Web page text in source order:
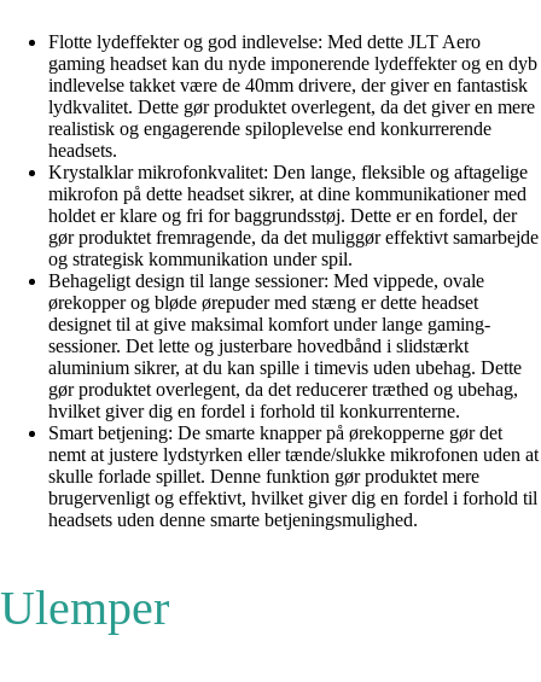
Flotte lydeffekter og god indlevelse: Med dette JLT Aero
gaming headset kan du nyde imponerende lydeffekter og en dyb
indlevelse takket være de 40mm drivere, der giver en fantastisk
lydkvalitet. Dette gør produktet overlegent, da det giver en mere
realistisk og engagerende spiloplevelse end konkurrerende
headsets.
Krystalklar mikrofonkvalitet: Den lange, fleksible og aftagelige
mikrofon på dette headset sikrer, at dine kommunikationer med
holdet er klare og fri for baggrundsstøj. Dette er en fordel, der
gør produktet fremragende, da det muliggør effektivt samarbejde
og strategisk kommunikation under spil.
Behageligt design til lange sessioner: Med vippede, ovale
ørekopper og bløde ørepuder med stæng er dette headset
designet til at give maksimal komfort under lange gaming-
sessioner. Det lette og justerbare hovedbånd i slidstærkt
aluminium sikrer, at du kan spille i timevis uden ubehag. Dette
gør produktet overlegent, da det reducerer træthed og ubehag,
hvilket giver dig en fordel i forhold til konkurrenterne.
Smart betjening: De smarte knapper på ørekopperne gør det
nemt at justere lydstyrken eller tænde/slukke mikrofonen uden at
skulle forlade spillet. Denne funktion gør produktet mere
brugervenligt og effektivt, hvilket giver dig en fordel i forhold til
headsets uden denne smarte betjeningsmulighed.
Ulemper